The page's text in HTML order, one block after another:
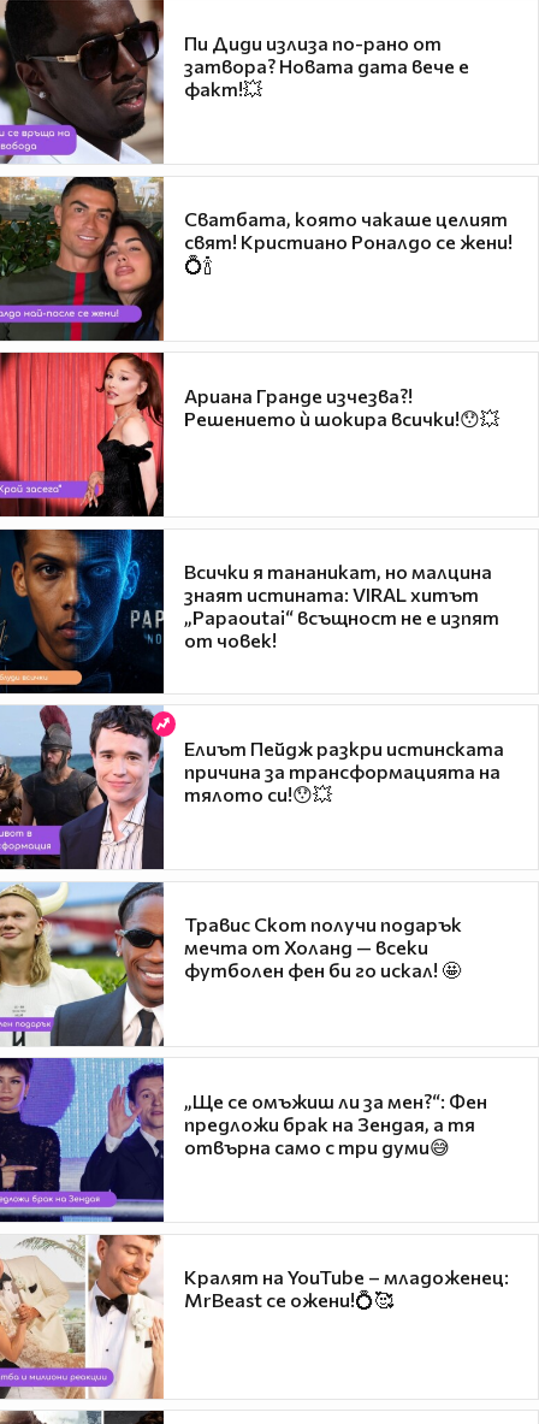
Пи Диди излиза по-рано от
затвора? Новата дата вече е
факт!💥
Сватбата, която чакаше целият
свят! Кристиано Роналдо се жени!
💍🍾
Ариана Гранде изчезва?!
Решението ѝ шокира всички!😯💥
Всички я тананикат, но малцина
знаят истината: VIRAL хитът
„Papaoutai“ всъщност не е изпят
от човек!
Елиът Пейдж разкри истинската
причина за трансформацията на
тялото си!😯💥
Травис Скот получи подарък
мечта от Холанд — всеки
футболен фен би го искал! 🤩
„Ще се омъжиш ли за мен?“: Фен
предложи брак на Зендая, а тя
отвърна само с три думи😅
Кралят на YouTube – младоженец:
MrBeast се ожени!💍🥰